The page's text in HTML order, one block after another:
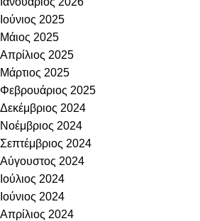
Ιούνιος 2025
Μάιος 2025
Απρίλιος 2025
Μάρτιος 2025
Φεβρουάριος 2025
Δεκέμβριος 2024
Νοέμβριος 2024
Σεπτέμβριος 2024
Αύγουστος 2024
Ιούλιος 2024
Ιούνιος 2024
Απρίλιος 2024